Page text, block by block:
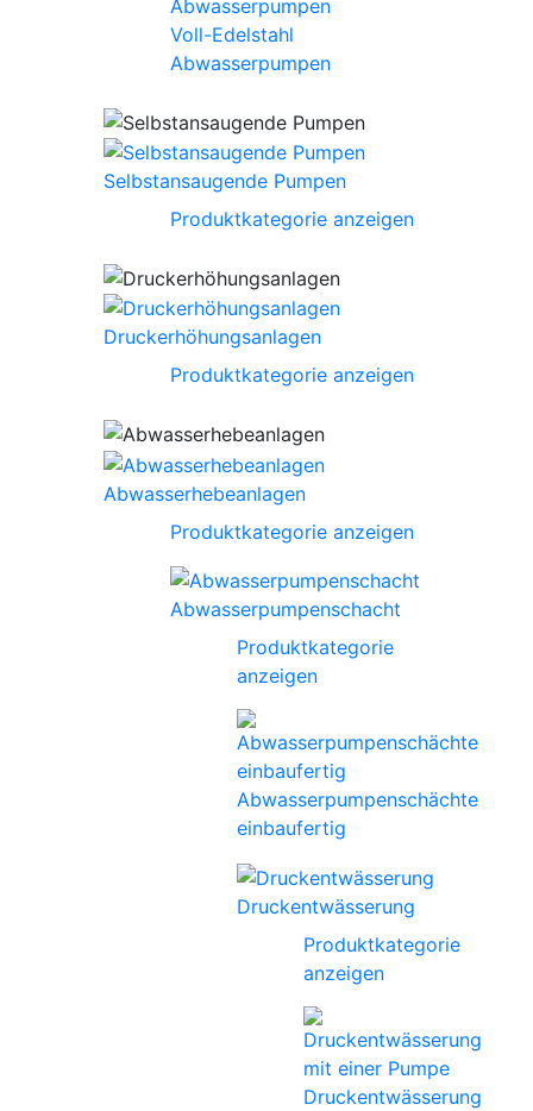
Voll-Edelstahl
Abwasserpumpen
Selbstansaugende Pumpen
Produktkategorie anzeigen
Druckerhöhungsanlagen
Produktkategorie anzeigen
Abwasserhebeanlagen
Produktkategorie anzeigen
Abwasserpumpenschacht
Produktkategorie
anzeigen
Abwasserpumpenschächte
einbaufertig
Druckentwässerung
Produktkategorie
anzeigen
Druckentwässerung